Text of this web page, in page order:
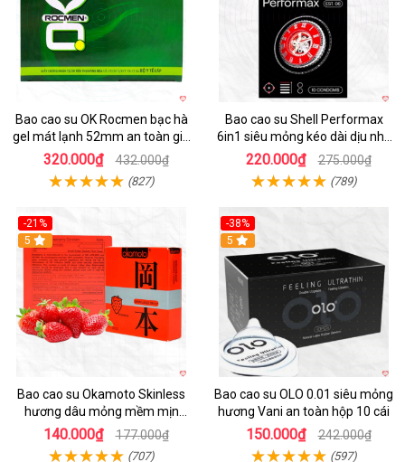
Bao cao su OK Rocmen bạc hà
gel mát lạnh 52mm an toàn giá
tốt
320.000₫ 432.000₫
(827)
Bao cao su Shell Performax
6in1 siêu mỏng kéo dài dịu nhẹ
kích thích
220.000₫ 275.000₫
(789)
-21%
Hot
5
Bao cao su Okamoto Skinless
hương dâu mỏng mềm mịn
quyến rũ
140.000₫ 177.000₫
(707)
-38%
5
Bao cao su OLO 0.01 siêu mỏng
hương Vani an toàn hộp 10 cái
150.000₫ 242.000₫
(597)